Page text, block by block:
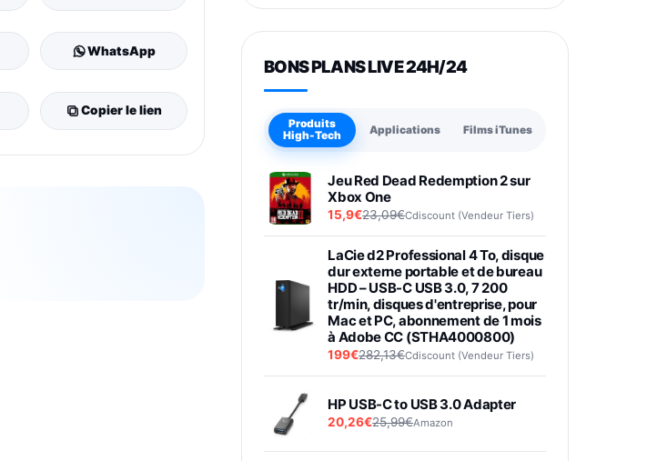
WhatsApp
Copier le lien
BONS PLANS LIVE 24H/24
Produits
High-Tech
Applications Films iTunes
Jeu Red Dead Redemption 2 sur
Xbox One
15,9€23,09€Cdiscount (Vendeur Tiers)
LaCie d2 Professional 4 To, disque
dur externe portable et de bureau
HDD – USB-C USB 3.0, 7 200
tr/min, disques d'entreprise, pour
Mac et PC, abonnement de 1 mois
à Adobe CC (STHA4000800)
199€282,13€Cdiscount (Vendeur Tiers)
HP USB-C to USB 3.0 Adapter
20,26€25,99€Amazon